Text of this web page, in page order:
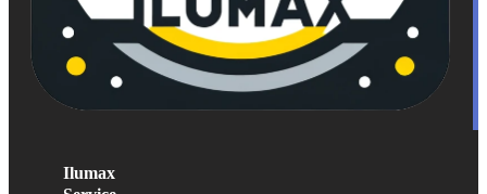
Ilumax